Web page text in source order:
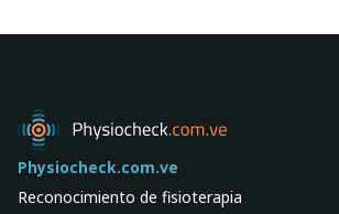
Physiocheck.com.ve
Reconocimiento de fisioterapia